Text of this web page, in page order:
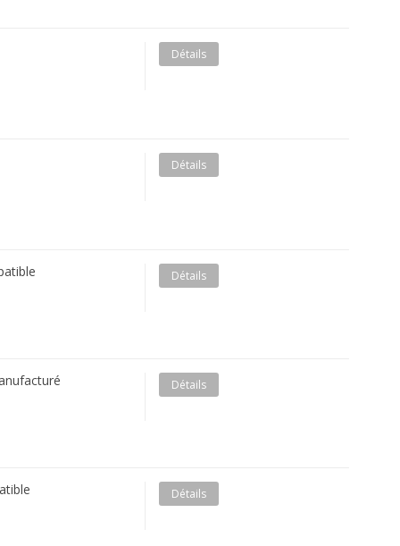
Détails
Détails
Détails
Détails
Détails